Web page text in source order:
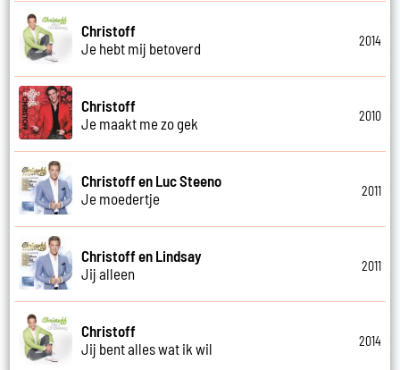
Christoff
Je hebt mij betoverd
2014
Christoff
Je maakt me zo gek
2010
Christoff en Luc Steeno
Je moedertje
2011
Christoff en Lindsay
Jij alleen
2011
Christoff
Jij bent alles wat ik wil
2014